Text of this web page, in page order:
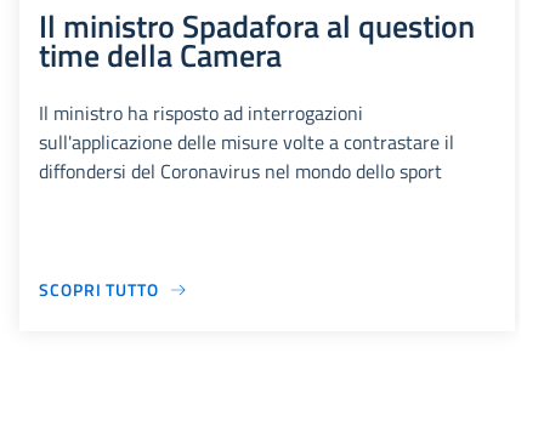
Il ministro Spadafora al question
time della Camera
Il ministro ha risposto ad interrogazioni
sull'applicazione delle misure volte a contrastare il
diffondersi del Coronavirus nel mondo dello sport
SCOPRI TUTTO